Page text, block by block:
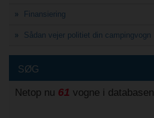
Finansiering
Sådan vejer politiet din campingvogn
SØG
Netop nu 61 vogne i databasen